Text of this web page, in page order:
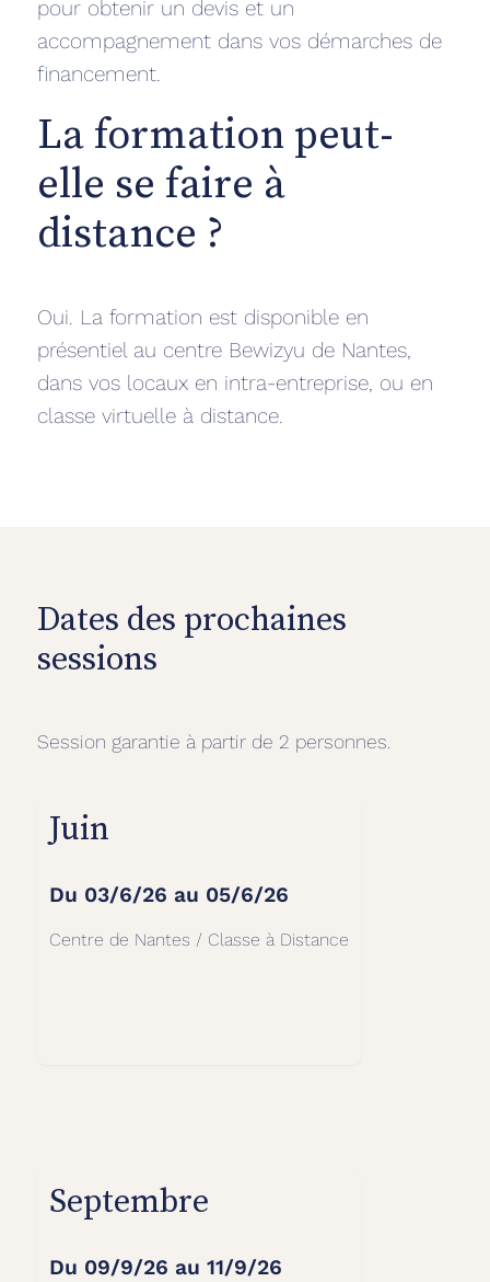
pour obtenir un devis et un
accompagnement dans vos démarches de
financement.
La formation peut-
elle se faire à
distance ?
Oui. La formation est disponible en
présentiel au centre Bewizyu de Nantes,
dans vos locaux en intra-entreprise, ou en
classe virtuelle à distance.
Dates des prochaines
sessions
Session garantie à partir de 2 personnes.
Juin
Du 03/6/26 au 05/6/26
Centre de Nantes / Classe à Distance
Septembre
Du 09/9/26 au 11/9/26